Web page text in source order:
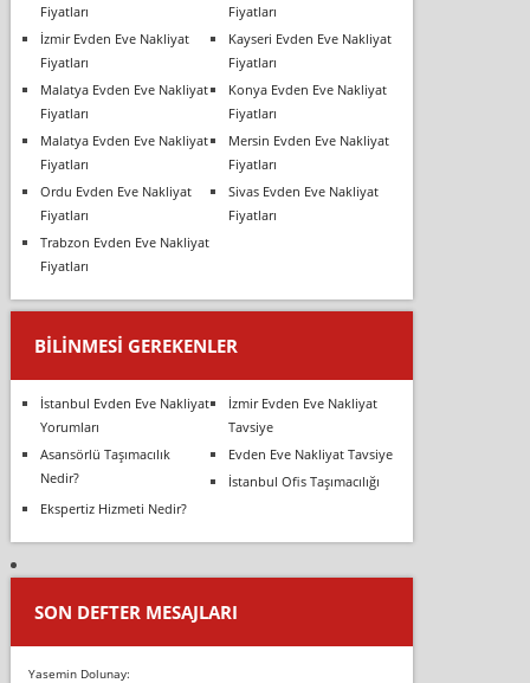
Fiyatları
Fiyatları
İzmir Evden Eve Nakliyat
Fiyatları
Kayseri Evden Eve Nakliyat
Fiyatları
Malatya Evden Eve Nakliyat
Fiyatları
Konya Evden Eve Nakliyat
Fiyatları
Malatya Evden Eve Nakliyat
Fiyatları
Mersin Evden Eve Nakliyat
Fiyatları
Ordu Evden Eve Nakliyat
Fiyatları
Sivas Evden Eve Nakliyat
Fiyatları
Trabzon Evden Eve Nakliyat
Fiyatları
BILINMESI GEREKENLER
İstanbul Evden Eve Nakliyat
Yorumları
İzmir Evden Eve Nakliyat
Tavsiye
Asansörlü Taşımacılık
Nedir?
Evden Eve Nakliyat Tavsiye
İstanbul Ofis Taşımacılığı
Ekspertiz Hizmeti Nedir?
SON DEFTER MESAJLARI
Yasemin Dolunay: